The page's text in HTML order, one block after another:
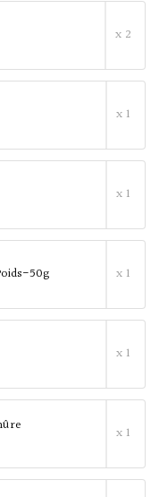
x 2
x 1
x 1
50g x 1
x 1
x 1